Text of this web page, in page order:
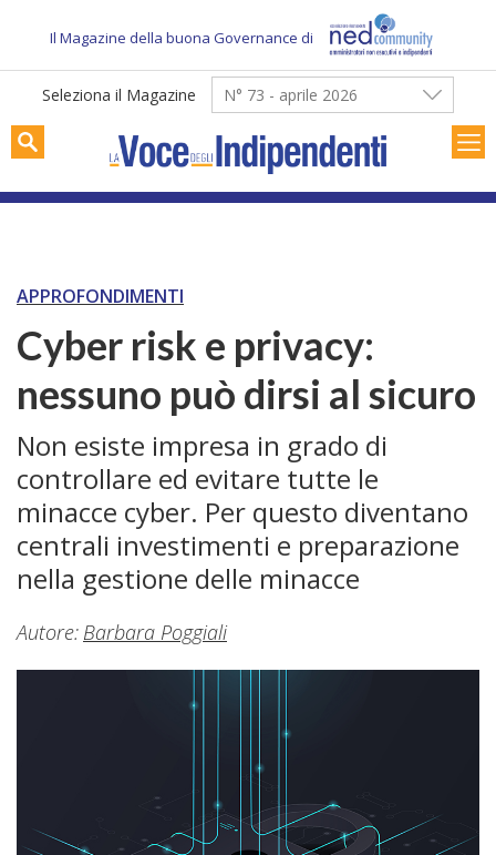
content
Il Magazine della buona Governance di
Seleziona il Magazine N° 73 - aprile 2026
APPROFONDIMENTI
Cyber risk e privacy:
nessuno può dirsi al sicuro
Non esiste impresa in grado di
controllare ed evitare tutte le
minacce cyber. Per questo diventano
centrali investimenti e preparazione
nella gestione delle minacce
Autore: Barbara Poggiali